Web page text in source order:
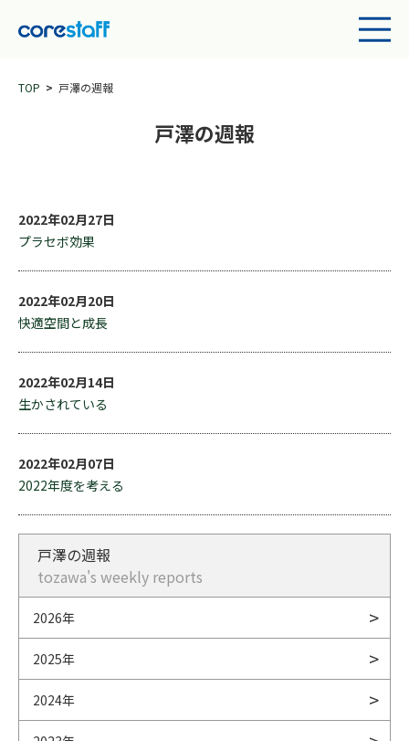
TOP 戸澤の週報
戸澤の週報
2022年02月27日
プラセボ効果
2022年02月20日
快適空間と成長
2022年02月14日
生かされている
2022年02月07日
2022年度を考える
戸澤の週報
tozawa's weekly reports
2026年
2025年
2024年